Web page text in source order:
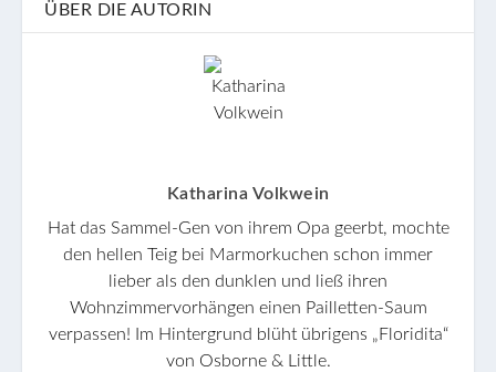
ÜBER DIE AUTORIN
Katharina Volkwein
Hat das Sammel-Gen von ihrem Opa geerbt, mochte
den hellen Teig bei Marmorkuchen schon immer
lieber als den dunklen und ließ ihren
Wohnzimmervorhängen einen Pailletten-Saum
verpassen! Im Hintergrund blüht übrigens „Floridita“
von Osborne & Little.